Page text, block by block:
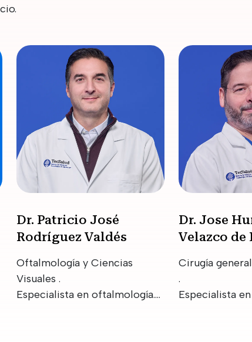
Dr. Patricio José
Rodríguez Valdés
Oftalmología y Ciencias
Visuales .
Especialista en oftalmología.…
Dr. Jose
Velazco de
Cirugía
.
Especialista